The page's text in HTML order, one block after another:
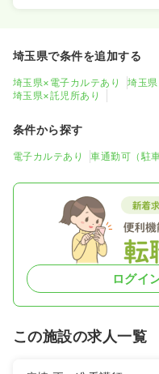
埼玉県で条件を追加する
埼玉県×電子カルテあり 埼玉
埼玉県×託児所あり
条件から探す
電子カルテあり 車通勤可（駐
ログイ
この施設の求人一覧